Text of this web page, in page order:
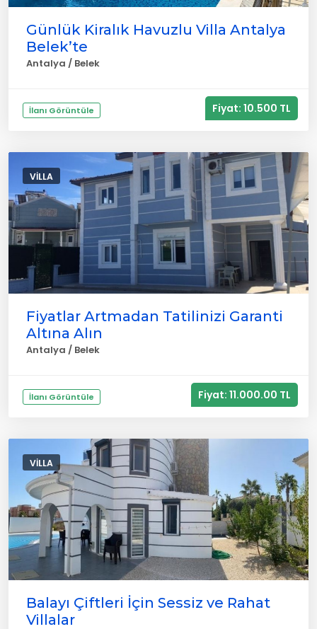
Günlük Kiralık Havuzlu Villa Antalya
Belek’te
Antalya / Belek
İlanı Görüntüle Fiyat: 10.500 TL
VILLA
Fiyatlar Artmadan Tatilinizi Garanti
Altına Alın
Antalya / Belek
İlanı Görüntüle Fiyat: 11.000.00 TL
VILLA
Balayı Çiftleri İçin Sessiz ve Rahat
Villalar